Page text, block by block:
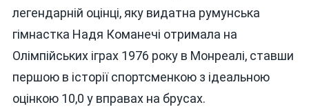
легендарній оцінці, яку видатна румунська
гімнастка Надя Команечі отримала на
Олімпійських іграх 1976 року в Монреалі, ставши
першою в історії спортсменкою з ідеальною
оцінкою 10,0 у вправах на брусах.